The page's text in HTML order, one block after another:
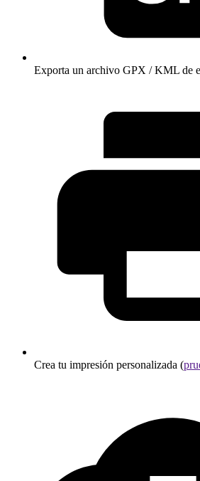
Exporta un archivo GPX / KML de
Crea tu impresión personalizada (